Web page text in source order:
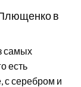
в
самых
есть
с серебром и